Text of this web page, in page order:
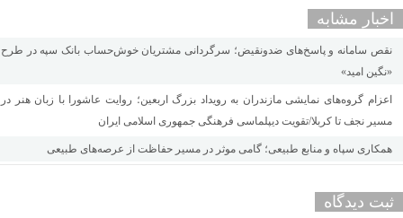
اخبار مشابه
نقص سامانه و پاسخ‌های ضدونقیض؛ سرگردانی مشتریان خوش‌حساب بانک سپه در طرح
«نگین امید»
اعزام گروه‌های نمایشی مازندران به رویداد بزرگ اربعین؛ روایت عاشورا با زبان هنر در
مسیر نجف تا کربلا/تقویت دیپلماسی فرهنگی جمهوری اسلامی ایران
همکاری سپاه و منابع طبیعی؛ گامی موثر در مسیر حفاظت از عرصه‌های طبیعی
ثبت دیدگاه